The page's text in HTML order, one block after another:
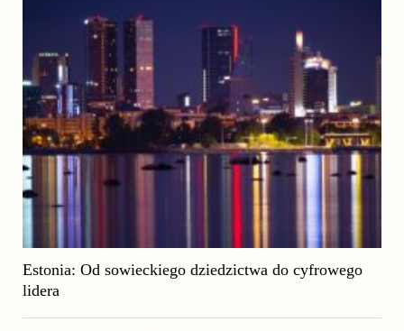
Estonia: Od sowieckiego dziedzictwa do cyfrowego
lidera